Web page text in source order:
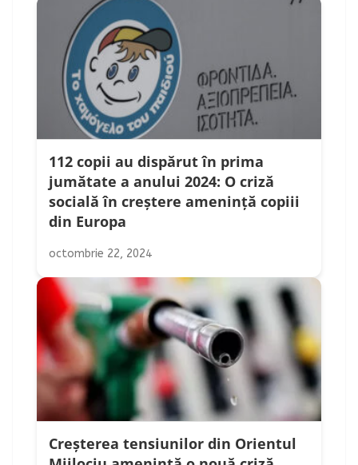
112 copii au dispărut în prima
jumătate a anului 2024: O criză
socială în creștere amenință copiii
din Europa
octombrie 22, 2024
Creșterea tensiunilor din Orientul